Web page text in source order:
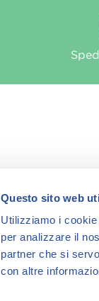
Questo sito web
Utilizziamo i
per analizzare il
partner che si
con altre